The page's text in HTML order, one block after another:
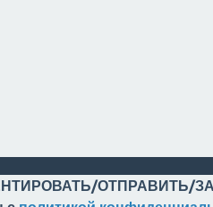
ОТПРАВИТЬ/